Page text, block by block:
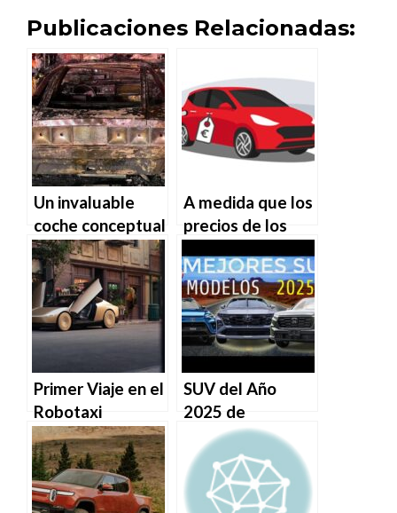
Publicaciones Relacionadas:
Un invaluable
coche conceptual
de Ford
destruido en un
incendio al dejar
el Concurso de
Pebble Beach.
A medida que los
precios de los
bajan, los precios
de los vehículos
eléctricos usados
bajan aún más.
Primer Viaje en el
Robotaxi
Cybercab de
Tesla:
Sobreviviendo un
Viaje en el Primer
SUV del Año
2025 de
MotorTrend: Los
Finalistas